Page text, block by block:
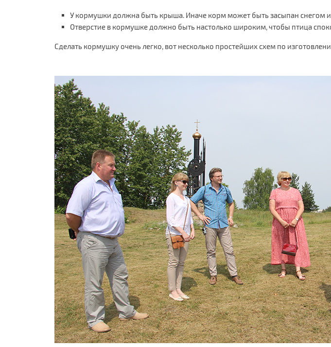
У кормушки должна быть крыша. Иначе корм может быть засыпан снегом
Отверстие в кормушке должно быть настолько широким, чтобы птица
Сделать кормушку очень легко, вот несколько простейших схем по